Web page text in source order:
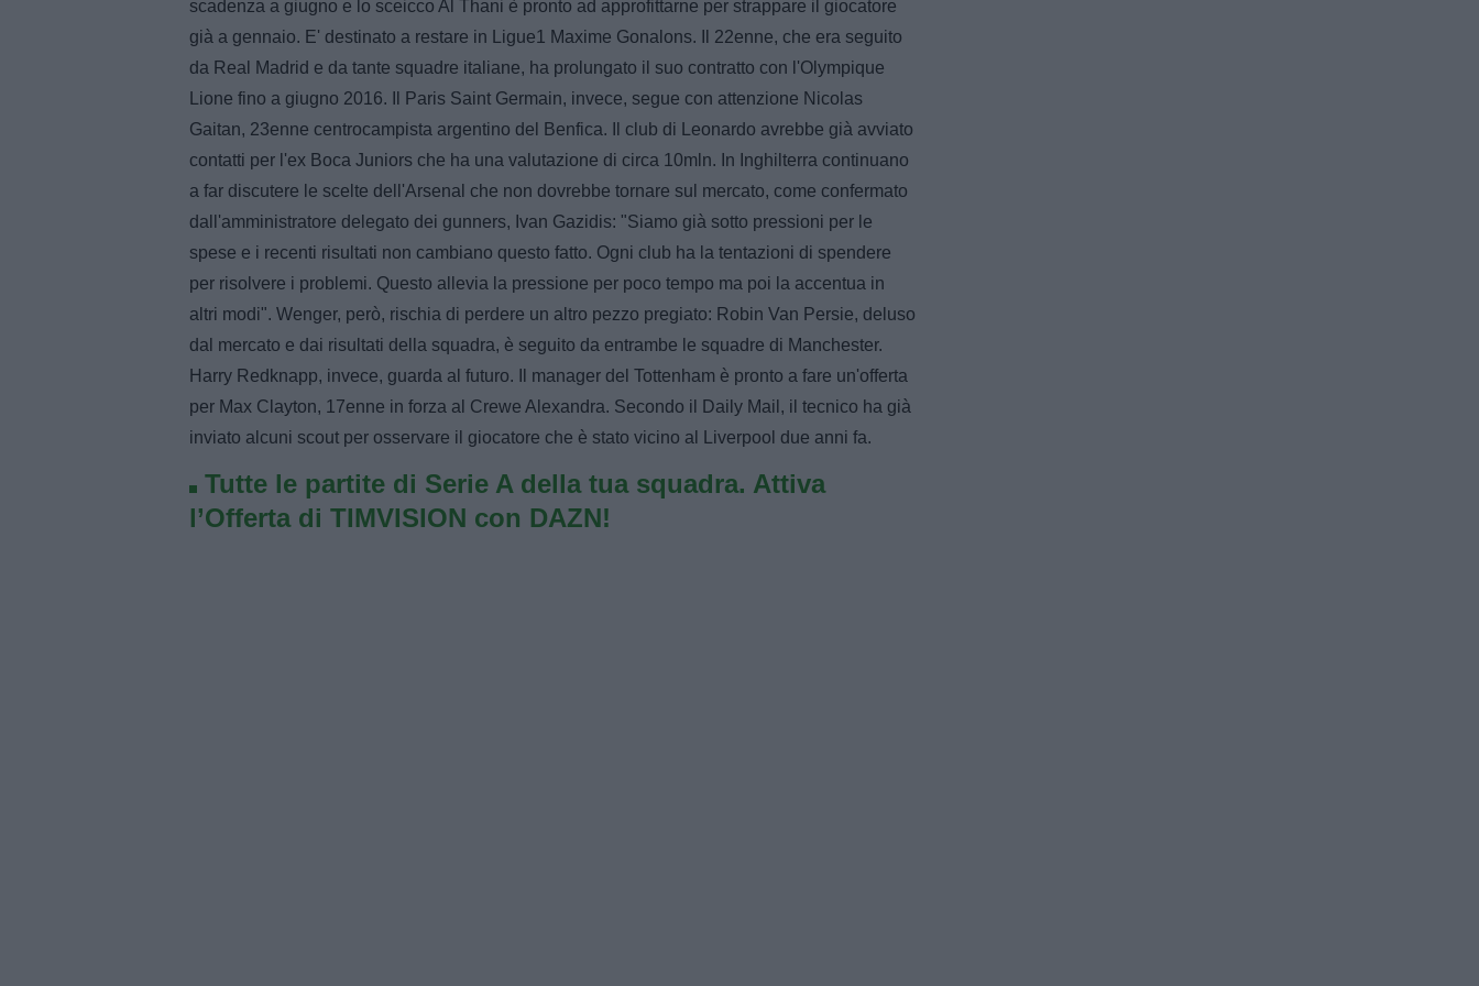
scadenza a giugno e lo sceicco Al Thani è pronto ad approfittarne per strappare il giocatore
già a gennaio. E' destinato a restare in Ligue1 Maxime Gonalons. Il 22enne, che era seguito
da Real Madrid e da tante squadre italiane, ha prolungato il suo contratto con l'Olympique
Lione fino a giugno 2016. Il Paris Saint Germain, invece, segue con attenzione Nicolas
Gaitan, 23enne centrocampista argentino del Benfica. Il club di Leonardo avrebbe già avviato
contatti per l'ex Boca Juniors che ha una valutazione di circa 10mln. In Inghilterra continuano
a far discutere le scelte dell'Arsenal che non dovrebbe tornare sul mercato, come confermato
dall'amministratore delegato dei gunners, Ivan Gazidis: "Siamo già sotto pressioni per le
spese e i recenti risultati non cambiano questo fatto. Ogni club ha la tentazioni di spendere
per risolvere i problemi. Questo allevia la pressione per poco tempo ma poi la accentua in
altri modi". Wenger, però, rischia di perdere un altro pezzo pregiato: Robin Van Persie, deluso
dal mercato e dai risultati della squadra, è seguito da entrambe le squadre di Manchester.
Harry Redknapp, invece, guarda al futuro. Il manager del Tottenham è pronto a fare un'offerta
per Max Clayton, 17enne in forza al Crewe Alexandra. Secondo il Daily Mail, il tecnico ha già
inviato alcuni scout per osservare il giocatore che è stato vicino al Liverpool due anni fa.
Tutte le partite di Serie A della tua squadra. Attiva
l’Offerta di TIMVISION con DAZN!